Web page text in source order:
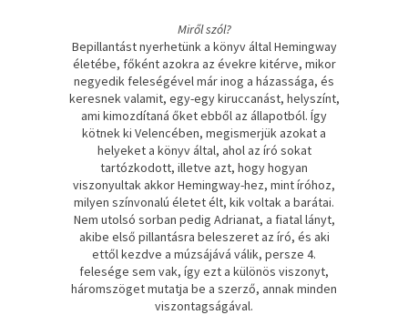
Miről szól?
Bepillantást nyerhetünk a könyv által Hemingway
életébe, főként azokra az évekre kitérve, mikor
negyedik feleségével már inog a házassága, és
keresnek valamit, egy-egy kiruccanást, helyszínt,
ami kimozdítaná őket ebből az állapotból. Így
kötnek ki Velencében, megismerjük azokat a
helyeket a könyv által, ahol az író sokat
tartózkodott, illetve azt, hogy hogyan
viszonyultak akkor Hemingway-hez, mint íróhoz,
milyen színvonalú életet élt, kik voltak a barátai.
Nem utolsó sorban pedig Adrianat, a fiatal lányt,
akibe első pillantásra beleszeret az író, és aki
ettől kezdve a múzsájává válik, persze 4.
felesége sem vak, így ezt a különös viszonyt,
háromszöget mutatja be a szerző, annak minden
viszontagságával.